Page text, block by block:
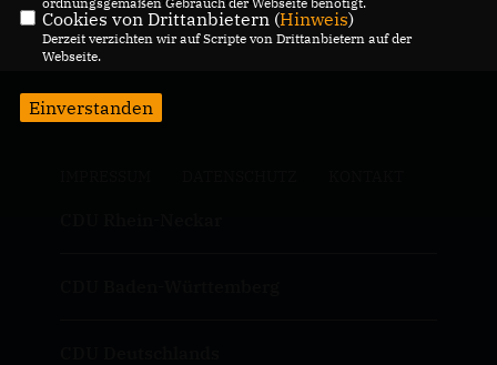
Cookies von Drittanbietern (Hinweis)
Derzeit verzichten wir auf Scripte von Drittanbietern auf der
Webseite.
Einverstanden